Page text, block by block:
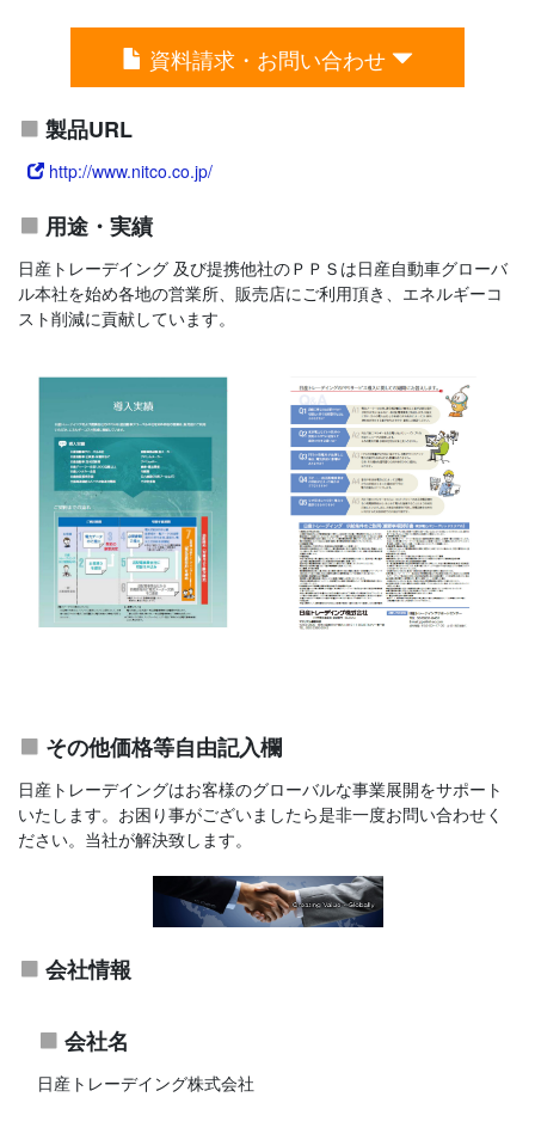
資料請求・お問い合わせ
製品URL
http://www.nitco.co.jp/
用途・実績
日産トレーデイング 及び提携他社のＰＰＳは日産自動車グローバ
ル本社を始め各地の営業所、販売店にご利用頂き、エネルギーコ
スト削減に貢献しています。
その他価格等自由記入欄
日産トレーデイングはお客様のグローバルな事業展開をサポート
いたします。お困り事がございましたら是非一度お問い合わせく
ださい。当社が解決致します。
会社情報
会社名
日産トレーデイング株式会社